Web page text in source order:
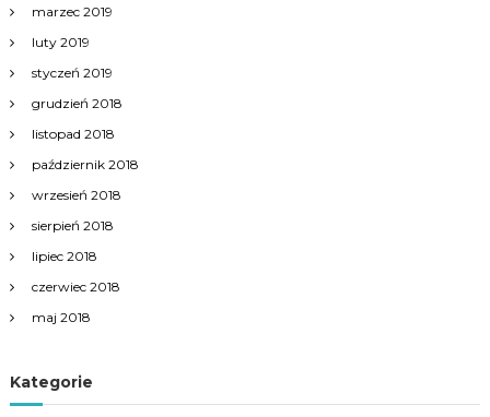
marzec 2019
luty 2019
styczeń 2019
grudzień 2018
listopad 2018
październik 2018
wrzesień 2018
sierpień 2018
lipiec 2018
czerwiec 2018
maj 2018
Kategorie